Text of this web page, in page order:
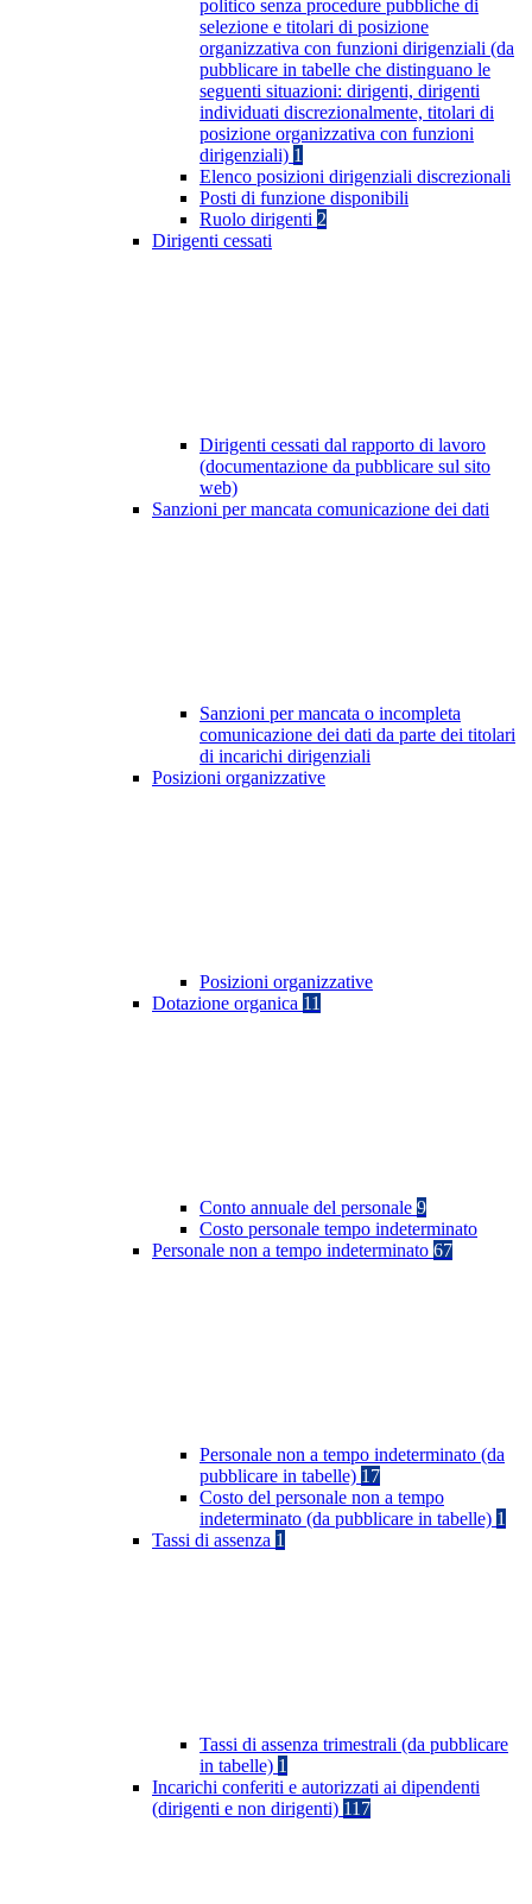
politico senza procedure pubbliche di
selezione e titolari di posizione
organizzativa con funzioni dirigenziali (da
pubblicare in tabelle che distinguano le
seguenti situazioni: dirigenti, dirigenti
individuati discrezionalmente, titolari di
posizione organizzativa con funzioni
dirigenziali) 1
Elenco posizioni dirigenziali discrezionali
Posti di funzione disponibili
Ruolo dirigenti 2
Dirigenti cessati
Dirigenti cessati dal rapporto di lavoro
(documentazione da pubblicare sul sito
web)
Sanzioni per mancata comunicazione dei dati
Sanzioni per mancata o incompleta
comunicazione dei dati da parte dei titolari
di incarichi dirigenziali
Posizioni organizzative
Posizioni organizzative
Dotazione organica 11
Conto annuale del personale 9
Costo personale tempo indeterminato
Personale non a tempo indeterminato 67
Personale non a tempo indeterminato (da
pubblicare in tabelle) 17
Costo del personale non a tempo
indeterminato (da pubblicare in tabelle) 1
Tassi di assenza 1
Tassi di assenza trimestrali (da pubblicare
in tabelle) 1
Incarichi conferiti e autorizzati ai dipendenti
(dirigenti e non dirigenti) 117